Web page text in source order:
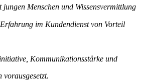
jungen Menschen und Wissensvermittlung
im Kundendienst von Vorteil
Kommunikationsstärke und
vorausgesetzt.